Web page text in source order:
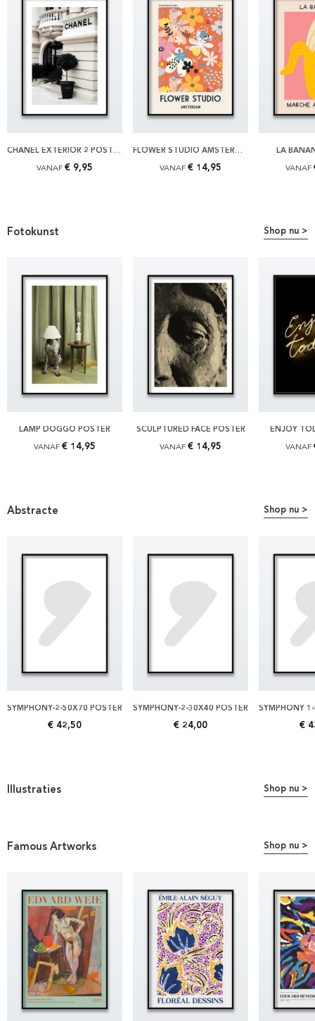
CHANEL EXTERIOR 2 POSTER
VANAF € 9,95
FLOWER STUDIO AMSTERDAM POSTER
VANAF € 14,95
LA
VANAF
Fotokunst Shop nu >
LAMP DOGGO POSTER
VANAF € 14,95
SCULPTURED FACE POSTER
VANAF € 14,95
ENJOY
VANAF
Abstracte Shop nu >
SYMPHONY-2-50X70 POSTER
€ 42,50
SYMPHONY-2-30X40 POSTER
€ 24,00
SYMPHONY
€
Illustraties Shop nu >
Famous Artworks Shop nu >